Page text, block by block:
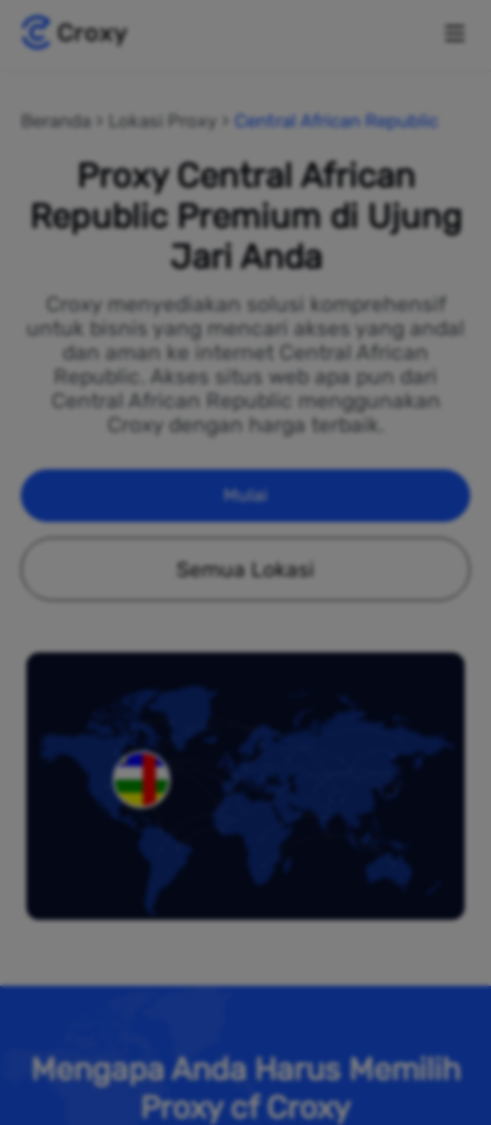
Beranda Lokasi Proxy Central African Republic
Proxy Central African
Republic Premium di Ujung
Jari Anda
Croxy menyediakan solusi komprehensif
untuk bisnis yang mencari akses yang andal
dan aman ke internet Central African
Republic. Akses situs web apa pun dari
Central African Republic menggunakan
Croxy dengan harga terbaik.
Mulai
Semua Lokasi
Mengapa Anda Harus Memilih
Proxy cf Croxy